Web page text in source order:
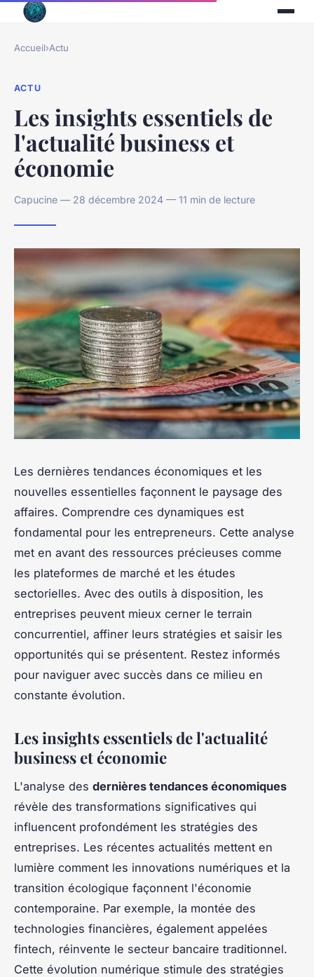
Accueil›Actu
ACTU
Les insights essentiels de
l'actualité business et
économie
Capucine — 28 décembre 2024 — 11 min de lecture
Les dernières tendances économiques et les
nouvelles essentielles façonnent le paysage des
affaires. Comprendre ces dynamiques est
fondamental pour les entrepreneurs. Cette analyse
met en avant des ressources précieuses comme
les plateformes de marché et les études
sectorielles. Avec des outils à disposition, les
entreprises peuvent mieux cerner le terrain
concurrentiel, affiner leurs stratégies et saisir les
opportunités qui se présentent. Restez informés
pour naviguer avec succès dans ce milieu en
constante évolution.
Les insights essentiels de l'actualité
business et économie
L'analyse des dernières tendances économiques
révèle des transformations significatives qui
influencent profondément les stratégies des
entreprises. Les récentes actualités mettent en
lumière comment les innovations numériques et la
transition écologique façonnent l'économie
contemporaine. Par exemple, la montée des
technologies financières, également appelées
fintech, réinvente le secteur bancaire traditionnel.
Cette évolution numérique stimule des stratégies